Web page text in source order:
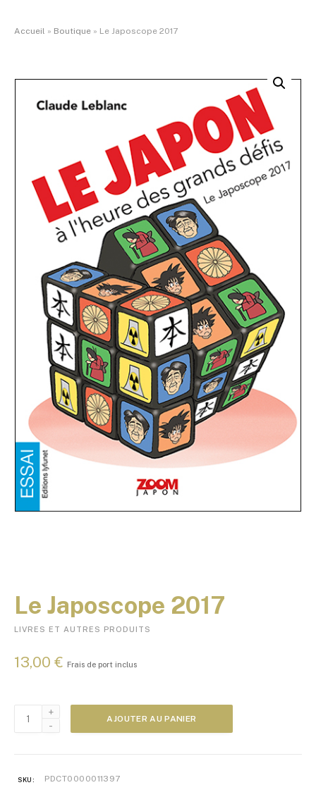
Accueil » Boutique » Le Japoscope 2017
Le Japoscope 2017
LIVRES ET AUTRES PRODUITS
13,00 € Frais de port inclus
quantité
AJOUTER AU PANIER
SKU: PDCT0000011397